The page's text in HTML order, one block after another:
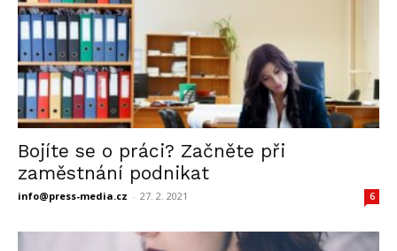
Bojíte se o práci? Začněte při
zaměstnání podnikat
info@press-media.cz - 27. 2. 2021 6